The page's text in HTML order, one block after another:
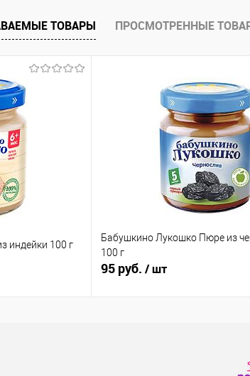
ТОВАРЫ ПРОСМОТРЕННЫЕ
индейки 100 г
Бабушкино Лукошко Пюре из
100 г
95 руб. / шт